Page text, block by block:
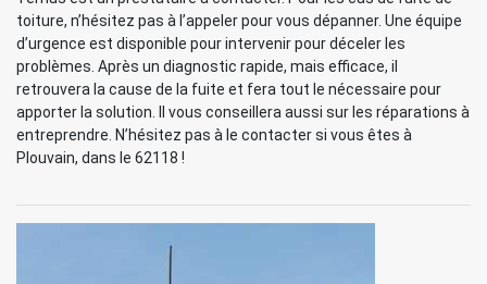
toiture, n’hésitez pas à l’appeler pour vous dépanner. Une équipe
d’urgence est disponible pour intervenir pour déceler les
problèmes. Après un diagnostic rapide, mais efficace, il
retrouvera la cause de la fuite et fera tout le nécessaire pour
apporter la solution. Il vous conseillera aussi sur les réparations à
entreprendre. N’hésitez pas à le contacter si vous êtes à
Plouvain, dans le 62118 !